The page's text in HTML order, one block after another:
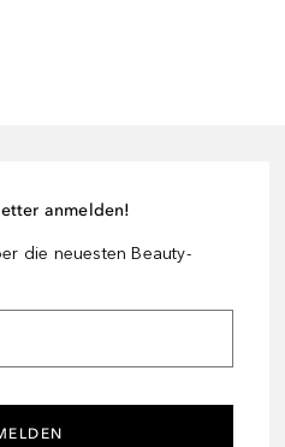
anmelden!
die neuesten Beauty-